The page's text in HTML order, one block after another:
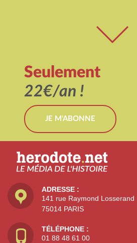
Seulement
22€/an !
JE M'ABONNE
ADRESSE :
141 rue Raymond Losserand
75014 PARIS
TÉLÉPHONE :
01 88 48 61 00